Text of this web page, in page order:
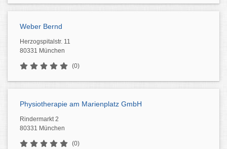
Weber Bernd
Herzogspitalstr. 11
80331 München
(0)
Physiotherapie am Marienplatz GmbH
Rindermarkt 2
80331 München
(0)